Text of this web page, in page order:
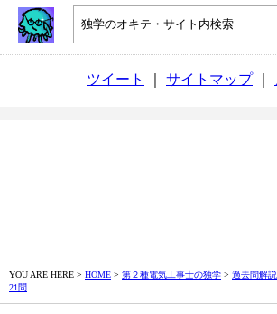
ツイート サイトマップ｜
YOU ARE HERE > HOME > 第２種電気工事士の独学 > 過去問解説
21問